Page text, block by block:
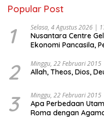
Popular Post
1 Selasa, 4 Agustus 2026 |
Nusantara Centre
Ekonomi Pancasila,
Ekonomi Politik
“Urgensi Undang-
Indonesia Emas
2 Minggu, 22 Februari
Allah, Theos, Dios,
3 Minggu, 22 Februari
Apa Perbedaan
Roma dengan